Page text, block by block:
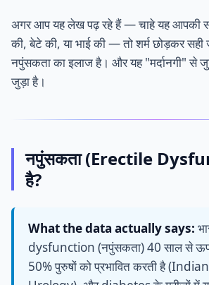
अगर आप यह लेख पढ़ रहे हैं — चाहे यह आपकी
की, बेटे की, या भाई की — तो शर्म छोड़कर सही
नपुंसकता का इलाज है। और यह "मर्दानगी" से
जुड़ा है।
नपुंसकता (Erectile
है?
What the data actually says:
dysfunction (नपुंसकता) 40 साल से
50% पुरुषों को प्रभावित करती है